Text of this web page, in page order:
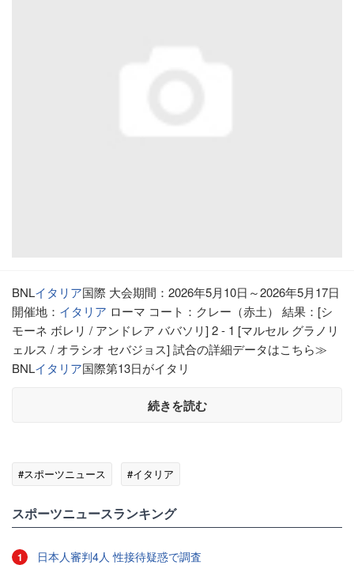
BNLイタリア国際 大会期間：2026年5月10日～2026年5月17日
開催地： イタリア ローマ コート：クレー（赤土） 結果：[シ
モーネ ボレリ / アンドレア ババソリ] 2 - 1 [マルセル グラノリ
ェルス / オラシオ セバジョス] 試合の詳細データはこちら≫
BNLイタリア国際第13日がイタリ
続きを読む
#スポーツニュース #イタリア
スポーツニュースランキング
1 日本人審判4人 性接待疑惑で調査